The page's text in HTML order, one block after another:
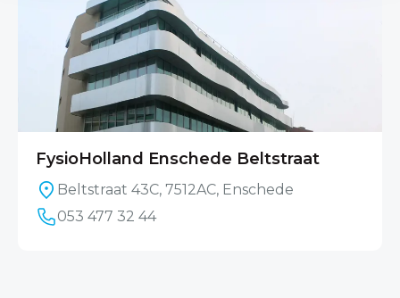
FysioHolland Enschede Beltstraat
Beltstraat 43C, 7512AC, Enschede
053 477 32 44